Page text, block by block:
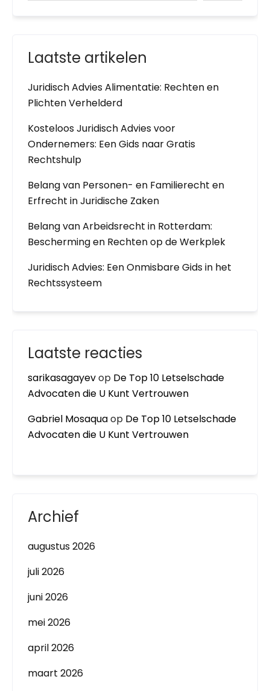
Laatste artikelen
Juridisch Advies Alimentatie: Rechten en
Plichten Verhelderd
Kosteloos Juridisch Advies voor
Ondernemers: Een Gids naar Gratis
Rechtshulp
Belang van Personen- en Familierecht en
Erfrecht in Juridische Zaken
Belang van Arbeidsrecht in Rotterdam:
Bescherming en Rechten op de Werkplek
Juridisch Advies: Een Onmisbare Gids in het
Rechtssysteem
Laatste reacties
sarikasagayevop De Top 10 Letselschade
Advocaten die U Kunt Vertrouwen
Gabriel Mosaquaop De Top 10 Letselschade
Advocaten die U Kunt Vertrouwen
Archief
augustus 2026
juli 2026
juni 2026
mei 2026
april 2026
maart 2026